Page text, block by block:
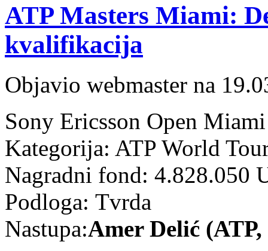
ATP Masters Miami:
kvalifikacija
Objavio webmaster na
Sony Ericsson Open
Kategorija: ATP World
Nagradni fond: 4.828.050
Podloga: Tvrda
Nastupa:Amer Delić